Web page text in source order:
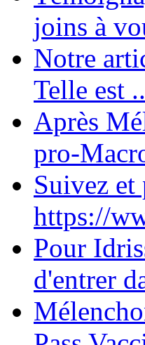
joins à
Notre
Telle est
Après
pro-
Suivez et
https://
Pour
d'entrer